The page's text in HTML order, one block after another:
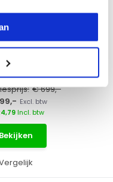
door ...
Op voorraad
€ 699,-
Excl. btw
Incl. btw
Bekijken